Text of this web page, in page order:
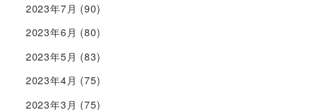
2023年7月 (90)
2023年6月 (80)
2023年5月 (83)
2023年4月 (75)
2023年3月 (75)